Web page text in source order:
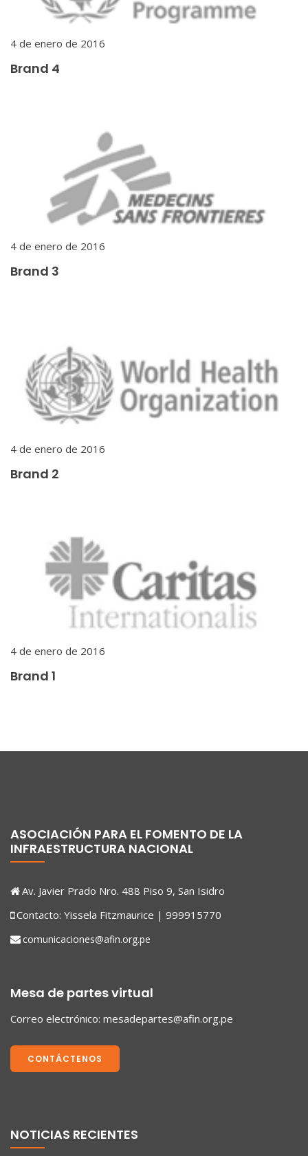
4 de enero de 2016
Brand 4
4 de enero de 2016
Brand 3
4 de enero de 2016
Brand 2
4 de enero de 2016
Brand 1
ASOCIACIÓN PARA EL FOMENTO DE LA
INFRAESTRUCTURA NACIONAL
Av. Javier Prado Nro. 488 Piso 9, San Isidro
Contacto: Yissela Fitzmaurice | 999915770
comunicaciones@afin.org.pe
Mesa de partes virtual
Correo electrónico: mesadepartes@afin.org.pe
CONTÁCTENOS
NOTICIAS RECIENTES